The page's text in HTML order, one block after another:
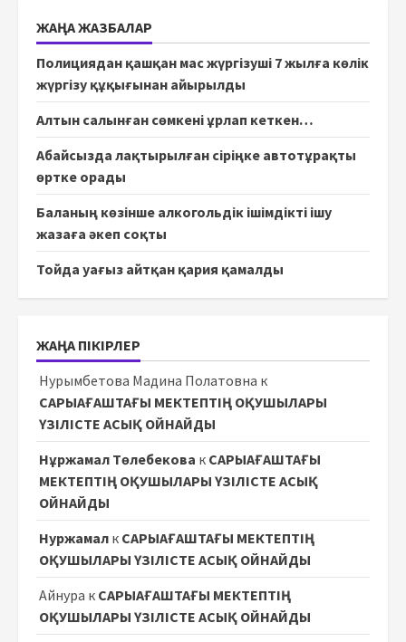
ЖАҢА ЖАЗБАЛАР
Полициядан қашқан мас жүргізуші 7 жылға көлік
жүргізу құқығынан айырылды
Алтын салынған сөмкені ұрлап кеткен…
Абайсызда лақтырылған сіріңке автотұрақты
өртке орады
Баланың көзінше алкогольдік ішімдікті ішу
жазаға әкеп соқты
Тойда уағыз айтқан қария қамалды
ЖАҢА ПІКІРЛЕР
Нурымбетова Мадина Полатовна к
САРЫАҒАШТАҒЫ МЕКТЕПТІҢ ОҚУШЫЛАРЫ
ҮЗІЛІСТЕ АСЫҚ ОЙНАЙДЫ
Нұржамал Төлебекова к САРЫАҒАШТАҒЫ
МЕКТЕПТІҢ ОҚУШЫЛАРЫ ҮЗІЛІСТЕ АСЫҚ
ОЙНАЙДЫ
Нуржамал к САРЫАҒАШТАҒЫ МЕКТЕПТІҢ
ОҚУШЫЛАРЫ ҮЗІЛІСТЕ АСЫҚ ОЙНАЙДЫ
Айнура к САРЫАҒАШТАҒЫ МЕКТЕПТІҢ
ОҚУШЫЛАРЫ ҮЗІЛІСТЕ АСЫҚ ОЙНАЙДЫ